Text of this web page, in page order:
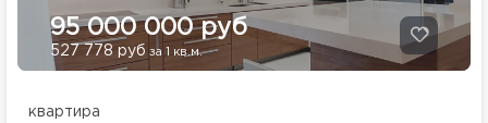
95 000 000 руб
527 778 руб за 1 кв.м.
квартира